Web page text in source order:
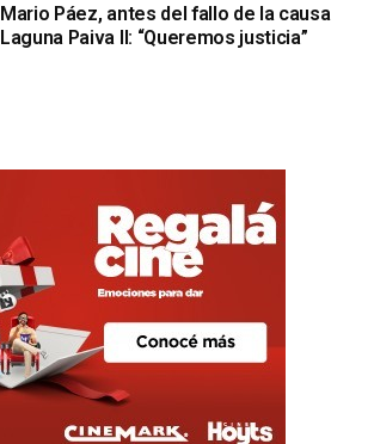
Mario Páez, antes del fallo de la causa
Laguna Paiva II: “Queremos justicia”